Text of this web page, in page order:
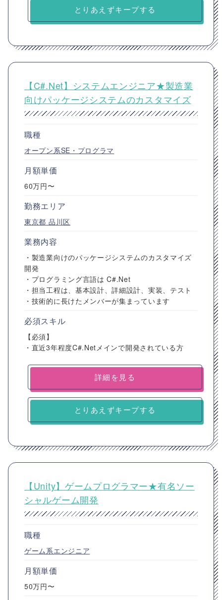
とりあえずキープする
【C#.Net】システムエンジニア★製造業
向けパッケージシステムのカスタマイズ
職種
オープン系SE・プログラマ
月額単価
60万円〜
勤務エリア
東京都 品川区
業務内容
・製造業向けのパッケージシステムのカスタマイズ
開発
・プログラミング言語は C#.Net
・担当工程は、基本設計、詳細設計、実装、テスト
・技術的に長けたメンバーが集まっています
必須スキル
【必須】
・直近3年程度C#.Netメインで開発されている方
詳細を見る
とりあえずキープする
【Unity】ゲームプログラマー★有名ソー
シャルゲーム開発
職種
ゲーム系エンジニア
月額単価
50万円〜